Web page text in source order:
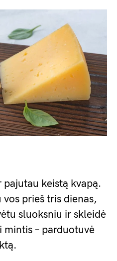
keistą kvapą.
prieš tris dienas,
sluoksniu ir skleidė
– parduotuvė